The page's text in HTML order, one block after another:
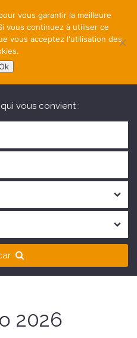
vous convient :
2026
vous garantir la meilleure
vous continuez à utiliser ce
vous acceptez l'utilisation des